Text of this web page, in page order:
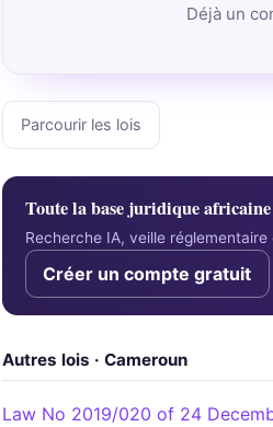
Déjà un
Parcourir les lois
Toute la base juridique africaine
Recherche IA, veille
Créer un compte gratuit
Autres lois · Cameroun
Law No 2019/020 of 24